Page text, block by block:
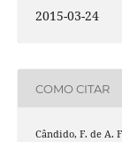
2015-03-24
COMO CITAR
Cândido, F. de A.